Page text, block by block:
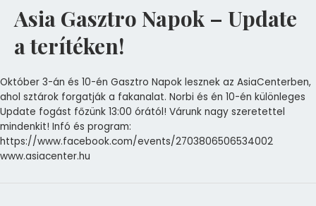
Asia Gasztro Napok – Update
a terítéken!
Október 3-án és 10-én Gasztro Napok lesznek az AsiaCenterben,
ahol sztárok forgatják a fakanalat. Norbi és én 10-én különleges
Update fogást főzünk 13:00 órától! Várunk nagy szeretettel
mindenkit! Infó és program:
https://www.facebook.com/events/2703806506534002
www.asiacenter.hu